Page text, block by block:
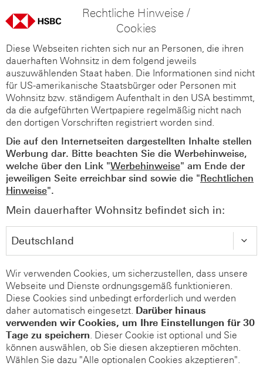
Rechtliche Hinweise /
Cookies
Diese Webseiten richten sich nur an Personen, die ihren
dauerhaften Wohnsitz in dem folgend jeweils
auszuwählenden Staat haben. Die Informationen sind nicht
für US-amerikanische Staatsbürger oder Personen mit
Wohnsitz bzw. ständigem Aufenthalt in den USA bestimmt,
da die aufgeführten Wertpapiere regelmäßig nicht nach
den dortigen Vorschriften registriert worden sind.
Die auf den Internetseiten dargestellten Inhalte stellen
Werbung dar. Bitte beachten Sie die Werbehinweise,
welche über den Link "Werbehinweise" am Ende der
jeweiligen Seite erreichbar sind sowie die "Rechtlichen
Hinweise".
Mein dauerhafter Wohnsitz befindet sich in:
Wir verwenden Cookies, um sicherzustellen, dass unsere
Webseite und Dienste ordnungsgemäß funktionieren.
Diese Cookies sind unbedingt erforderlich und werden
daher automatisch eingesetzt. Darüber hinaus
verwenden wir Cookies, um Ihre Einstellungen für 30
Tage zu speichern. Dieser Cookie ist optional und Sie
können auswählen, ob Sie diesen akzeptieren möchten.
Wählen Sie dazu "Alle optionalen Cookies akzeptieren".